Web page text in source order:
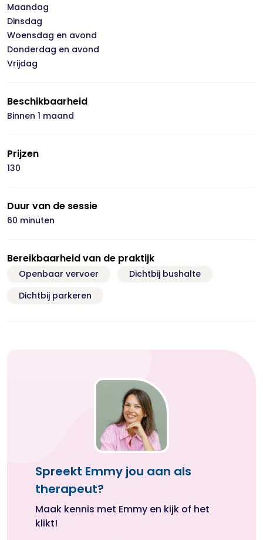
Maandag
Dinsdag
Woensdag en avond
Donderdag en avond
Vrijdag
Beschikbaarheid
Binnen 1 maand
Prijzen
130
Duur van de sessie
60 minuten
Bereikbaarheid van de praktijk
Openbaar vervoer
Dichtbij bushalte
Dichtbij parkeren
Spreekt Emmy jou aan als
therapeut?
Maak kennis met Emmy en kijk of het
klikt!